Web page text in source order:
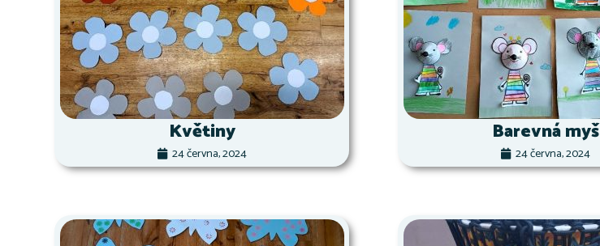
Květiny
24 června, 2024
Barevná myš
24 června, 2024